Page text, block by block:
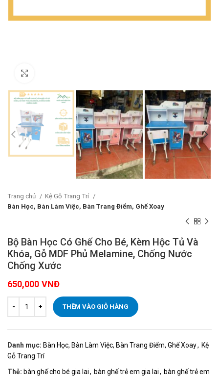
Trang chủ
Kệ Gỗ Trang Trí
Bàn Học, Bàn Làm Việc, Bàn Trang Điểm, Ghế Xoay
Bộ Bàn Học Có Ghế Cho Bé, Kèm Hộc Tủ Và
Khóa, Gỗ MDF Phủ Melamine, Chống Nước
Chống Xước
650,000 VNĐ
THÊM VÀO GIỎ HÀNG
Danh mục: Bàn Học, Bàn Làm Việc, Bàn Trang Điểm, Ghế Xoay, Kệ
Gỗ Trang Trí
Thẻ: bàn ghế cho bé gia lai, bàn ghế trẻ em gia lai, bàn ghế trẻ em